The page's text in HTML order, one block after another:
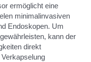
ermöglicht eine
minimalinvasiven
Endoskopen. Um
kann der
direkt